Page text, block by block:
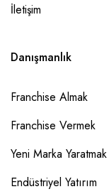
İletişim
Danışmanlık
Franchise Almak
Franchise Vermek
Yeni Marka Yaratmak
Endüstriyel Yatırım